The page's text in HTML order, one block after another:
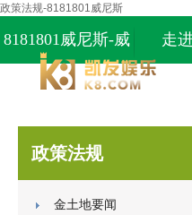
政策法规-8181801威尼斯
8181801威尼斯-威
尼斯87978797
走
政策法规
金土地要闻